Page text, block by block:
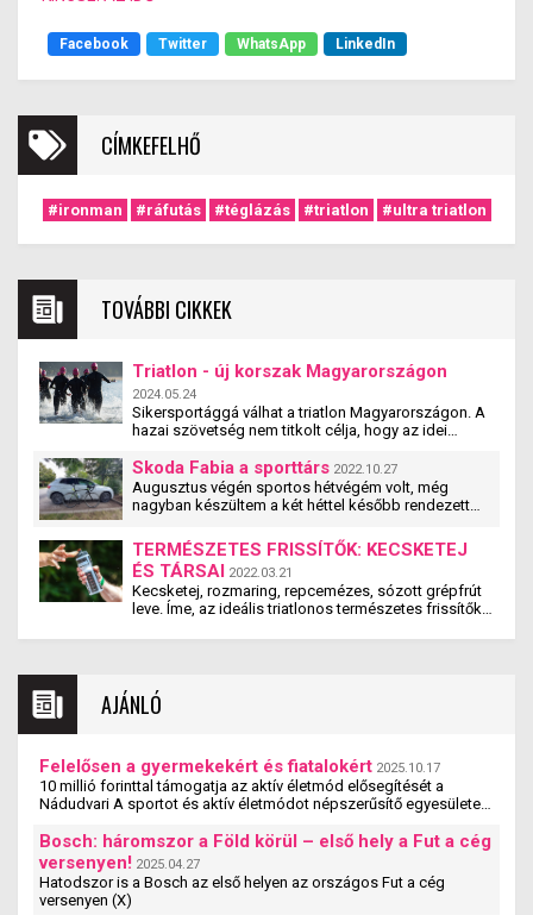
Facebook Twitter WhatsApp LinkedIn
CÍMKEFELHŐ
#ironman #ráfutás #téglázás #triatlon #ultra triatlon
TOVÁBBI CIKKEK
Triatlon - új korszak Magyarországon
2024.05.24
Sikersportággá válhat a triatlon Magyarországon. A
hazai szövetség nem titkolt célja, hogy az idei
szereplése. Jók az esélyek, a világ élmezőnyébe
tartoznak a magyar versenyzők. A férfiaknál
Magyarország a második legerősebb nemzet a
világranglistán a párizsi olimpia előtt két hónappal.
Skoda Fabia a sporttárs 2022.10.27
Augusztus végén sportos hétvégém volt, még
nagyban készültem a két héttel később rendezett
Búvár Szakszövetség elnöke részt vettem a
Tájékozódási Búvárúszó Nyílt Európa-bajnokságon
is Gyékényesen, egy Skoda Fabia Style 1.0 TSI-vel
indultam útnak (x) (X)
TERMÉSZETES FRISSÍTŐK: KECSKETEJ
ÉS TÁRSAI 2022.03.21
Kecsketej, rozmaring, repcemézes, sózott grépfrút
leve. Íme, az ideális triatlonos természetes frissítők!
AJÁNLÓ
Felelősen a gyermekekért és fiatalokért 2025.10.17
10 millió forinttal támogatja az aktív életmód elősegítését a
Nádudvari A sportot és aktív életmódot népszerűsítő egyesületek,
Bosch: háromszor a Föld körül – első hely a Fut a cég
versenyen! 2025.04.27
Hatodszor is a Bosch az első helyen az országos Fut a cég
versenyen (X)